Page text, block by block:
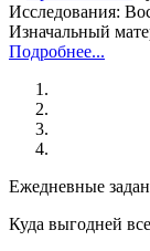
Исследования:
Изначальный
Подробнее...
Ежедневные
Куда выгодней